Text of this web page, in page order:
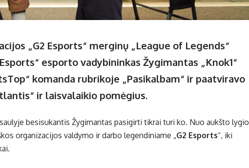
„G2 Esports“ merginų „League of Legends“
esporto vadybininkas Žygimantas „Knok1“
komanda rubrikoje „Pasikalbam“ ir paatviravo
ir laisvalaikio pomėgius.
besisukantis Žygimantas pasigirti tikrai turi ko. Nuo aukšto lygio
organizacijos valdymo ir darbo legendiniame „G2 Esports“, iki